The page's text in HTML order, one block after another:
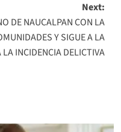
Next:
DE NAUCALPAN CON LA
Y SIGUE A LA
LA INCIDENCIA DELICTIVA